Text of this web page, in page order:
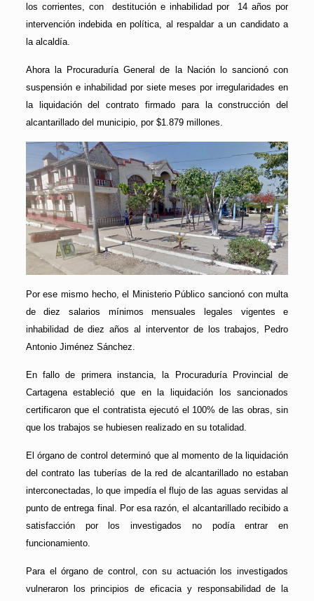
los corrientes, con destitución e inhabilidad por 14 años por
intervención indebida en política, al respaldar a un candidato a
la alcaldía.
Ahora la Procuraduría General de la Nación lo sancionó con
suspensión e inhabilidad por siete meses por irregularidades en
la liquidación del contrato firmado para la construcción del
alcantarillado del municipio, por $1.879 millones.
Por ese mismo hecho, el Ministerio Público sancionó con multa
de diez salarios mínimos mensuales legales vigentes e
inhabilidad de diez años al interventor de los trabajos, Pedro
Antonio Jiménez Sánchez.
En fallo de primera instancia, la Procuraduría Provincial de
Cartagena estableció que en la liquidación los sancionados
certificaron que el contratista ejecutó el 100% de las obras, sin
que los trabajos se hubiesen realizado en su totalidad.
El órgano de control determinó que al momento de la liquidación
del contrato las tuberías de la red de alcantarillado no estaban
interconectadas, lo que impedía el flujo de las aguas servidas al
punto de entrega final. Por esa razón, el alcantarillado recibido a
satisfacción por los investigados no podía entrar en
funcionamiento.
Para el órgano de control, con su actuación los investigados
vulneraron los principios de eficacia y responsabilidad de la